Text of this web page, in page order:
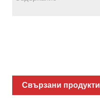
Свързани продукти